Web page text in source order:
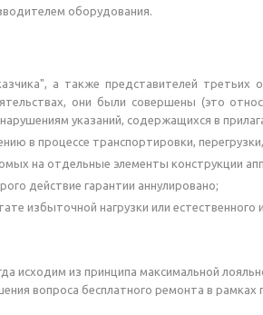
оборудования.
а также представителей третьих
они были совершены (это
указаний, содержащихся в
в процессе транспортировки,
на отдельные элементы конструкции
действие гарантии аннулировано;
избыточной нагрузки или естественного
исходим из принципа максимальной
вопроса бесплатного ремонта в рамках